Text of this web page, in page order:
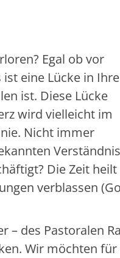
Egal ob vor
eine Lücke in
ist. Diese Lücke
wird vielleicht im
Nicht immer
Verständnis
Die Zeit heilt
verblassen
– des Pastoralen
Wir möchten